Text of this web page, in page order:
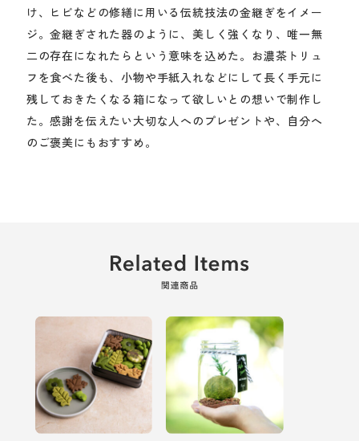
け、ヒビなどの修繕に用いる伝統技法の金継ぎをイメー
ジ。金継ぎされた器のように、美しく強くなり、唯一無
二の存在になれたらという意味を込めた。お濃茶トリュ
フを食べた後も、小物や手紙入れなどにして長く手元に
残しておきたくなる箱になって欲しいとの想いで制作し
た。感謝を伝えたい大切な人へのプレゼントや、自分へ
のご褒美にもおすすめ。